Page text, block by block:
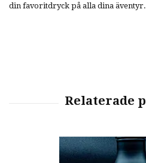
din favoritdryck på alla dina äventyr.